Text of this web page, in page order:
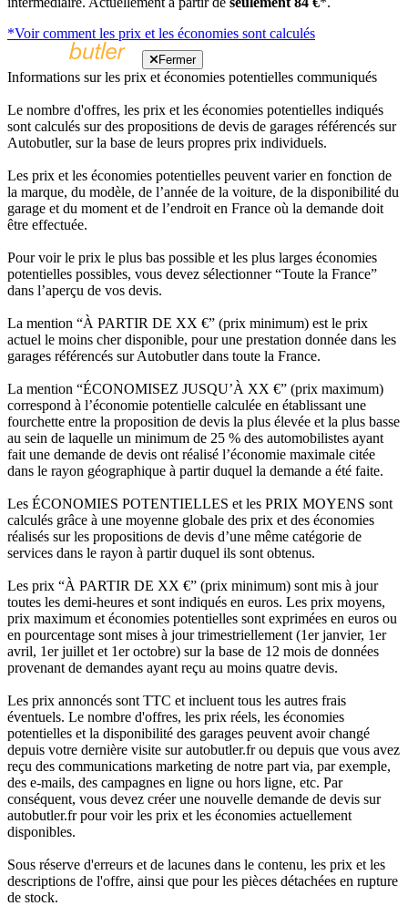
*Voir comment les prix et les économies sont calculés
Fermer
Informations sur les prix et économies potentielles communiqués
Le nombre d'offres, les prix et les économies potentielles indiqués
sont calculés sur des propositions de devis de garages référencés sur
Autobutler, sur la base de leurs propres prix individuels.
Les prix et les économies potentielles peuvent varier en fonction de
la marque, du modèle, de l’année de la voiture, de la disponibilité du
garage et du moment et de l’endroit en France où la demande doit
être effectuée.
Pour voir le prix le plus bas possible et les plus larges économies
potentielles possibles, vous devez sélectionner “Toute la France”
dans l’aperçu de vos devis.
La mention “À PARTIR DE XX €” (prix minimum) est le prix
actuel le moins cher disponible, pour une prestation donnée dans les
garages référencés sur Autobutler dans toute la France.
La mention “ÉCONOMISEZ JUSQU’À XX €” (prix maximum)
correspond à l’économie potentielle calculée en établissant une
fourchette entre la proposition de devis la plus élevée et la plus basse
au sein de laquelle un minimum de 25 % des automobilistes ayant
fait une demande de devis ont réalisé l’économie maximale citée
dans le rayon géographique à partir duquel la demande a été faite.
Les ÉCONOMIES POTENTIELLES et les PRIX MOYENS sont
calculés grâce à une moyenne globale des prix et des économies
réalisés sur les propositions de devis d’une même catégorie de
services dans le rayon à partir duquel ils sont obtenus.
Les prix “À PARTIR DE XX €” (prix minimum) sont mis à jour
toutes les demi-heures et sont indiqués en euros. Les prix moyens,
prix maximum et économies potentielles sont exprimées en euros ou
en pourcentage sont mises à jour trimestriellement (1er janvier, 1er
avril, 1er juillet et 1er octobre) sur la base de 12 mois de données
provenant de demandes ayant reçu au moins quatre devis.
Les prix annoncés sont TTC et incluent tous les autres frais
éventuels. Le nombre d'offres, les prix réels, les économies
potentielles et la disponibilité des garages peuvent avoir changé
depuis votre dernière visite sur autobutler.fr ou depuis que vous avez
reçu des communications marketing de notre part via, par exemple,
des e-mails, des campagnes en ligne ou hors ligne, etc. Par
conséquent, vous devez créer une nouvelle demande de devis sur
autobutler.fr pour voir les prix et les économies actuellement
disponibles.
Sous réserve d'erreurs et de lacunes dans le contenu, les prix et les
descriptions de l'offre, ainsi que pour les pièces détachées en rupture
de stock.